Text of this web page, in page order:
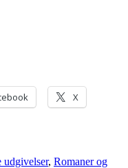
X
udgivelser, Romaner og